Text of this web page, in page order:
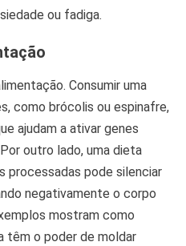
ou fadiga.
Consumir uma
como brócolis ou espinafre,
ajudam a ativar genes
outro lado, uma dieta
processadas pode silenciar
negativamente o corpo
mostram como
têm o poder de moldar